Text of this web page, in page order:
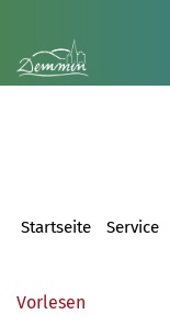
Startseite Service
Vorlesen